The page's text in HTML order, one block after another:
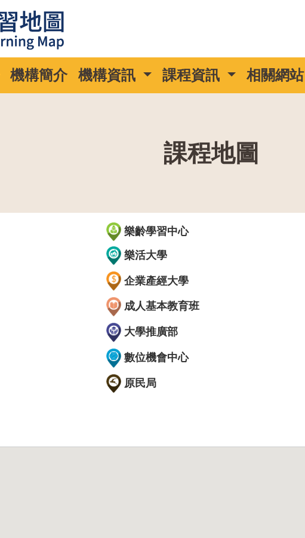
機構簡介 機構資訊 課程資訊 相關網站
課程地圖
樂齡學習中心
樂活大學
企業產經大學
成人基本教育班
大學推廣部
數位機會中心
原民局